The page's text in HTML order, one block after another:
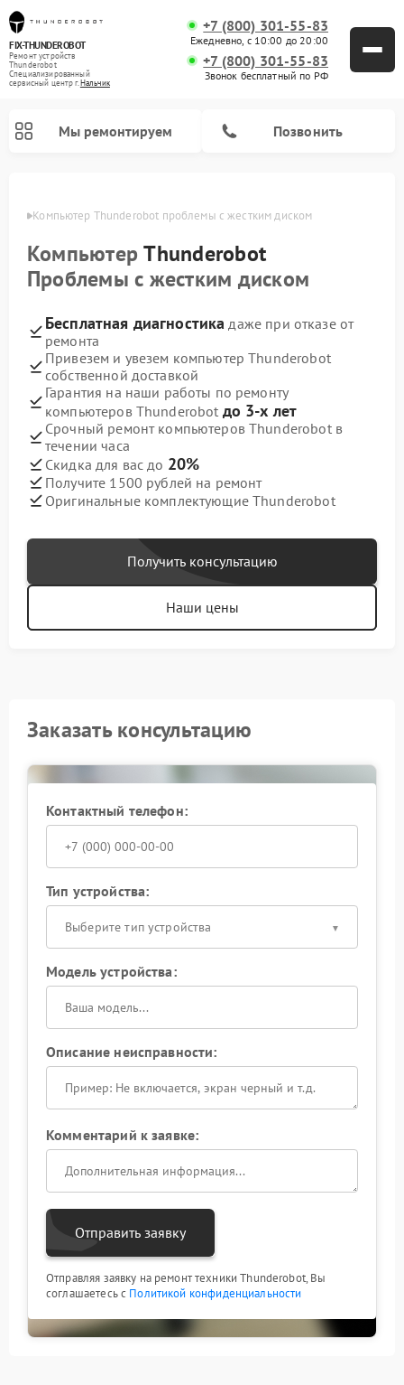
FIX-THUNDEROBOT
Ремонт устройств
Thunderobot
Специализированный
cервисный центр г.Нальчик
+7 (800) 301-55-83
Ежедневно, с 10:00 до 20:00
+7 (800) 301-55-83
Звонок бесплатный по РФ
Мы ремонтируем Позвонить
Компьютер Thunderobot проблемы с жестким диском
КомпьютерThunderobot
Проблемы с жестким диском
Бесплатная диагностика даже при отказе от
ремонта
Привезем и увезем компьютер Thunderobot
собственной доставкой
Гарантия на наши работы по ремонту
компьютеров Thunderobot до 3-х лет
Срочный ремонт компьютеров Thunderobot в
течении часа
Скидка для вас до 20%
Получите 1500 рублей на ремонт
Оригинальные комплектующие Thunderobot
Получить консультацию
Наши цены
Заказать консультацию
Контактный телефон:
Тип устройства:
Выберите тип устройства
Модель устройства:
Описание неисправности:
Комментарий к заявке:
Отправить заявку
Отправляя заявку на ремонт техники Thunderobot, Вы
соглашаетесь с Политикой конфиденциальности